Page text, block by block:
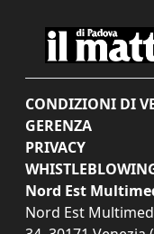
CONDIZIONI DI
GERENZA
PRIVACY
Nord Est
Nord Est